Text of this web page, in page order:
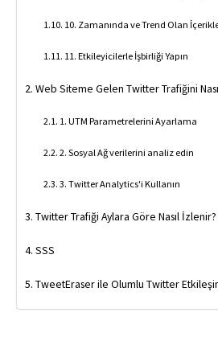
10. Zamanında ve Trend Olan
11. Etkileyicilerle İşbirliği Yapın
Web Siteme Gelen Twitter Trafiğini
1. UTM Parametrelerini Ayarlama
2. Sosyal Ağ verilerini analiz edin
3. Twitter Analytics'i Kullanın
Twitter Trafiği Aylara Göre Nasıl İzlenir?
SSS
TweetEraser ile Olumlu Twitter